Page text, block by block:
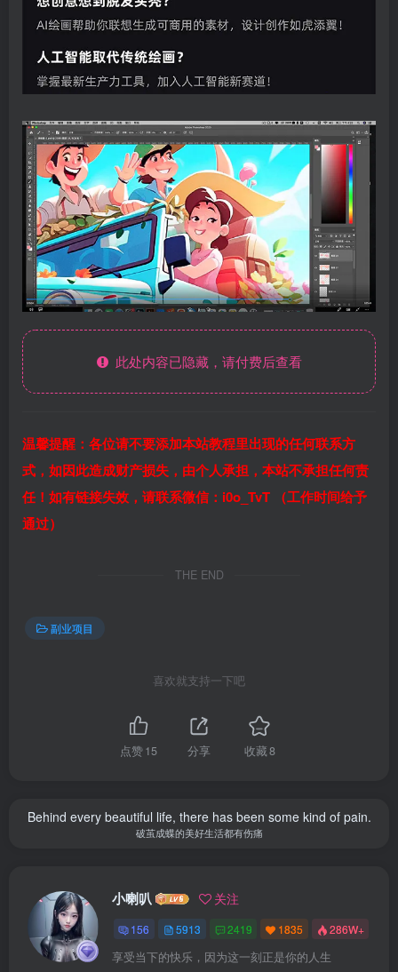
此处内容已隐藏，请付费后查看
温馨提醒：各位请不要添加本站教程里出现的任何联系方
式，如因此造成财产损失，由个人承担，本站不承担任何责
任！如有链接失效，请联系微信：i0o_TvT （工作时间给予
通过）
THE END
副业项目
喜欢就支持一下吧
点赞15 分享 收藏8
Behind every beautiful life, there has been some kind of pain.
破茧成蝶的美好生活都有伤痛
小喇叭 关注
156 5913 2419 1835 286W+
享受当下的快乐，因为这一刻正是你的人生